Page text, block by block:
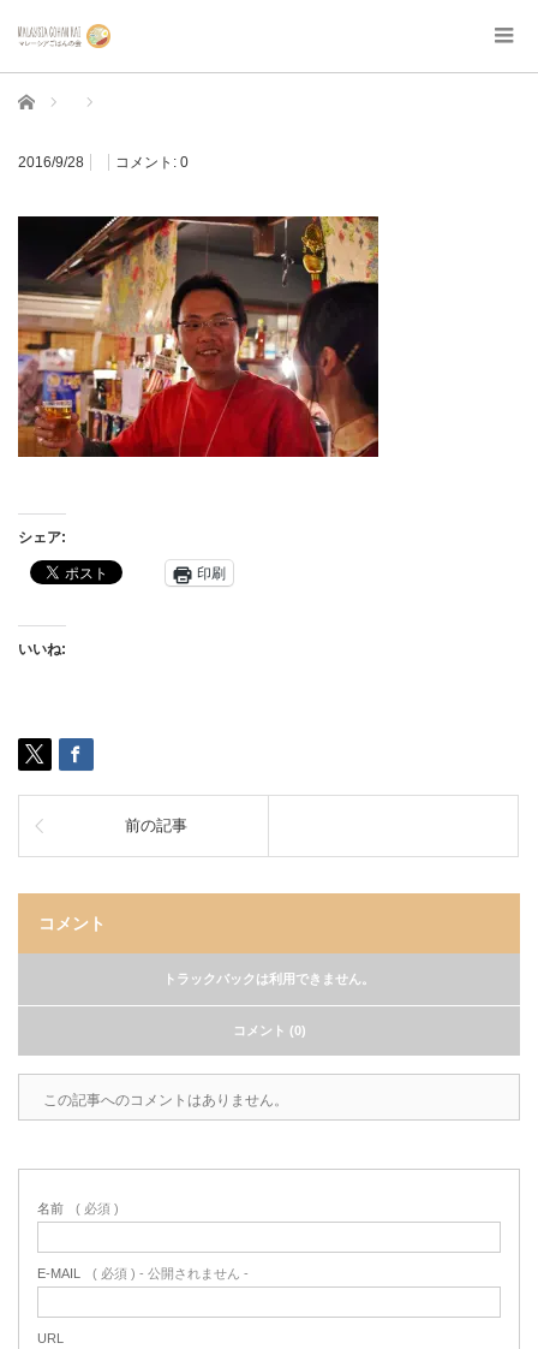
ホーム
2016/9/28 コメント: 0
シェア:
印刷
いいね:
前の記事
コメント
トラックバックは利用できません。
コメント (0)
この記事へのコメントはありません。
名前 ( 必須 )
E-MAIL ( 必須 ) - 公開されません -
URL